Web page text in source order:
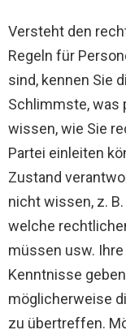
Versteht den
Regeln für
sind, kennen Sie
Schlimmste, was
wissen, wie Sie
Partei einleiten
Zustand
nicht wissen, z.
welche
müssen usw.
Kenntnisse
möglicherweise
zu übertreffen.